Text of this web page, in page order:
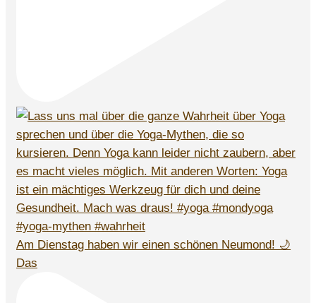
Am Dienstag haben wir einen schönen Neumond! 🌙
Das